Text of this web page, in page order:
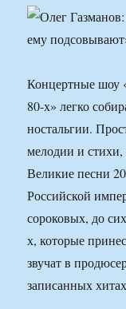
Концертные шоу
80-х» легко
ностальгии.
мелодии и стихи,
Великие песни
Российской
сороковых, до
х, которые
звучат в
записанных